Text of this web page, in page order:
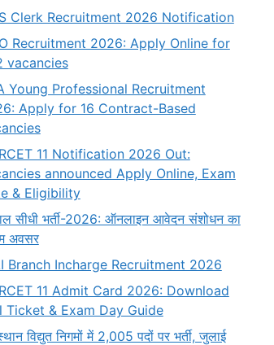
Clerk Recruitment 2026 Notification
Recruitment 2026: Apply Online for
vacancies
Young Professional Recruitment
Apply for 16 Contract-Based
11 Notification 2026 Out:
announced Apply Online, Exam
& Eligibility
सीधी भर्ती-2026: ऑनलाइन आवेदन संशोधन का
अवसर
Branch Incharge Recruitment 2026
11 Admit Card 2026: Download
Ticket & Exam Day Guide
विद्युत निगमों में 2,005 पदों पर भर्ती, जुलाई